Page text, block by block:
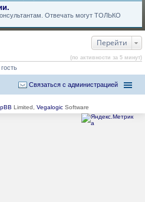
Отвечать могут ТОЛЬКО
Перейти
(по активности за 5 минут)
Связаться с администрацией
Limited, Vegalogic Software